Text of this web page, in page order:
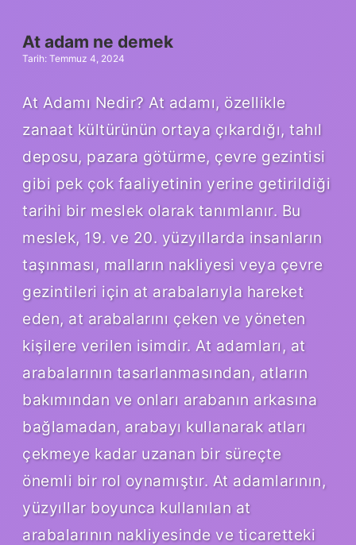
At adam ne demek
Tarih: Temmuz 4, 2024
At Adamı Nedir? At adamı, özellikle
zanaat kültürünün ortaya çıkardığı, tahıl
deposu, pazara götürme, çevre gezintisi
gibi pek çok faaliyetinin yerine getirildiği
tarihi bir meslek olarak tanımlanır. Bu
meslek, 19. ve 20. yüzyıllarda insanların
taşınması, malların nakliyesi veya çevre
gezintileri için at arabalarıyla hareket
eden, at arabalarını çeken ve yöneten
kişilere verilen isimdir. At adamları, at
arabalarının tasarlanmasından, atların
bakımından ve onları arabanın arkasına
bağlamadan, arabayı kullanarak atları
çekmeye kadar uzanan bir süreçte
önemli bir rol oynamıştır. At adamlarının,
yüzyıllar boyunca kullanılan at
arabalarının nakliyesinde ve ticaretteki